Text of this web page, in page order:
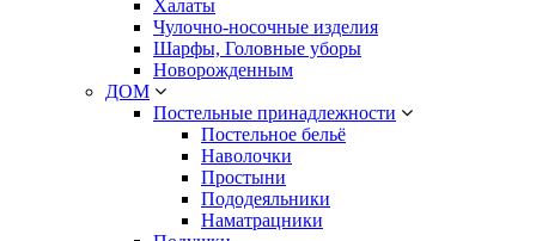
Халаты
Чулочно-носочные изделия
Шарфы, Головные уборы
Новорожденным
ДОМ
Постельные принадлежности
Постельное бельё
Наволочки
Простыни
Пододеяльники
Наматрацники